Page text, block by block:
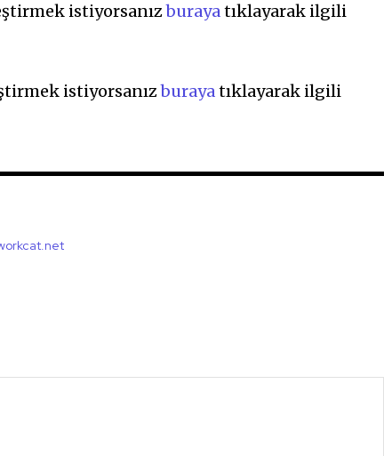
istiyorsanızburayatıklayarak ilgili
istiyorsanızburayatıklayarak ilgili